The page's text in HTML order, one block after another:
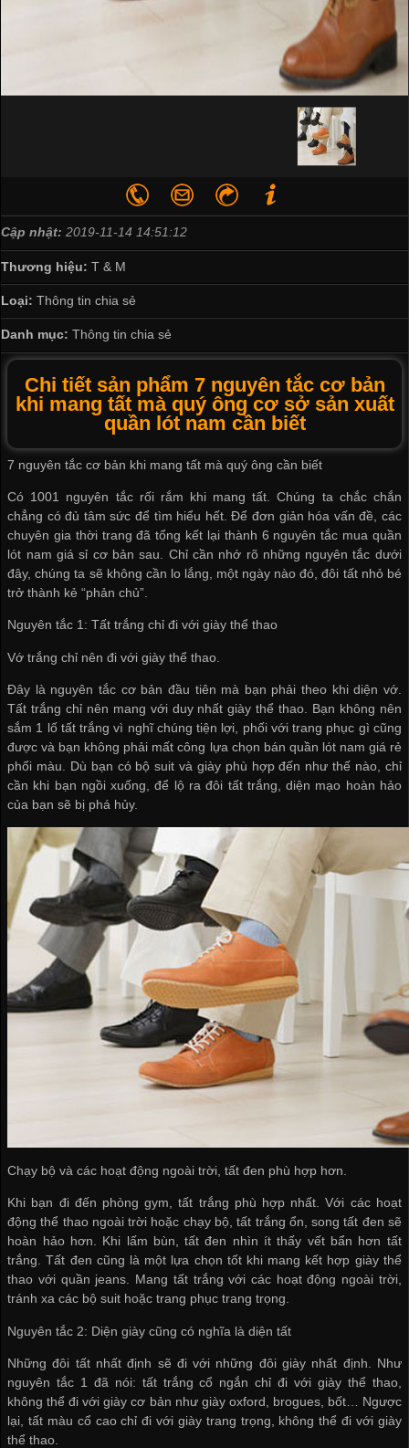
Cập nhật: 2019-11-14 14:51:12
Thương hiệu: T & M
Loại: Thông tin chia sẻ
Danh mục: Thông tin chia sẻ
Chi tiết sản phẩm 7 nguyên tắc cơ bản
khi mang tất mà quý ông cơ sở sản xuất
quần lót nam cần biết
7 nguyên tắc cơ bản khi mang tất mà quý ông cần biết
Có 1001 nguyên tắc rối rắm khi mang tất. Chúng ta chắc chắn
chẳng có đủ tâm sức để tìm hiểu hết. Để đơn giản hóa vấn đề, các
chuyên gia thời trang đã tổng kết lại thành 6 nguyên tắc mua quần
lót nam giá sỉ cơ bản sau. Chỉ cần nhớ rõ những nguyên tắc dưới
đây, chúng ta sẽ không cần lo lắng, một ngày nào đó, đôi tất nhỏ bé
trở thành kẻ “phản chủ”.
Nguyên tắc 1: Tất trắng chỉ đi với giày thể thao
Vớ trắng chỉ nên đi với giày thể thao.
Đây là nguyên tắc cơ bản đầu tiên mà bạn phải theo khi diện vớ.
Tất trắng chỉ nên mang với duy nhất giày thể thao. Bạn không nên
sắm 1 lố tất trắng vì nghĩ chúng tiện lợi, phối với trang phục gì cũng
được và bạn không phải mất công lựa chọn bán quần lót nam giá rẻ
phối màu. Dù bạn có bộ suit và giày phù hợp đến như thế nào, chỉ
cần khi bạn ngồi xuống, để lộ ra đôi tất trắng, diện mạo hoàn hảo
của bạn sẽ bị phá hủy.
Chạy bộ và các hoạt động ngoài trời, tất đen phù hợp hơn.
Khi bạn đi đến phòng gym, tất trắng phù hợp nhất. Với các hoạt
động thể thao ngoài trời hoặc chạy bộ, tất trắng ổn, song tất đen sẽ
hoàn hảo hơn. Khi lấm bùn, tất đen nhìn ít thấy vết bẩn hơn tất
trắng. Tất đen cũng là một lựa chọn tốt khi mang kết hợp giày thể
thao với quần jeans. Mang tất trắng với các hoạt động ngoài trời,
tránh xa các bộ suit hoặc trang phục trang trọng.
Nguyên tắc 2: Diện giày cũng có nghĩa là diện tất
Những đôi tất nhất định sẽ đi với những đôi giày nhất định. Như
nguyên tắc 1 đã nói: tất trắng cổ ngắn chỉ đi với giày thể thao,
không thể đi với giày cơ bản như giày oxford, brogues, bốt… Ngược
lại, tất màu cổ cao chỉ đi với giày trang trọng, không thể đi với giày
thể thao.